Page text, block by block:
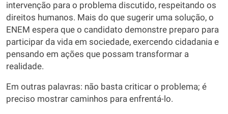
intervenção para o problema discutido, respeitando os
direitos humanos. Mais do que sugerir uma solução, o
ENEM espera que o candidato demonstre preparo para
participar da vida em sociedade, exercendo cidadania e
pensando em ações que possam transformar a
realidade.
Em outras palavras: não basta criticar o problema; é
preciso mostrar caminhos para enfrentá-lo.